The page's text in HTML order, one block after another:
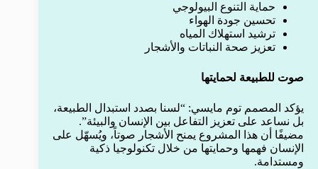
حماية التنوع البيولوجي
تحسين جودة الهواء
ترشيد استهلاك المياه
تعزيز صحة النباتات والأشجار
صوت للطبيعة لحمايتها
يؤكد المصمم توم مايسي: “لسنا بصدد استبدال الطبيعة،
بل نساعد على تعزيز التفاعل بين الإنسان والبيئة”.
مضيفًا أن هذا المشروع يمنح الأشجار صوتاً، ويُسهّل على
الإنسان فهمها وحمايتها من خلال تكنولوجيا ذكية
ومستدامة.